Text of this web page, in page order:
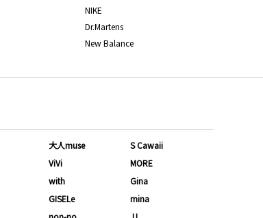
NIKE
Dr.Martens
New Balance
大人muse
S Cawaii
ViVi
MORE
with
Gina
GISELe
mina